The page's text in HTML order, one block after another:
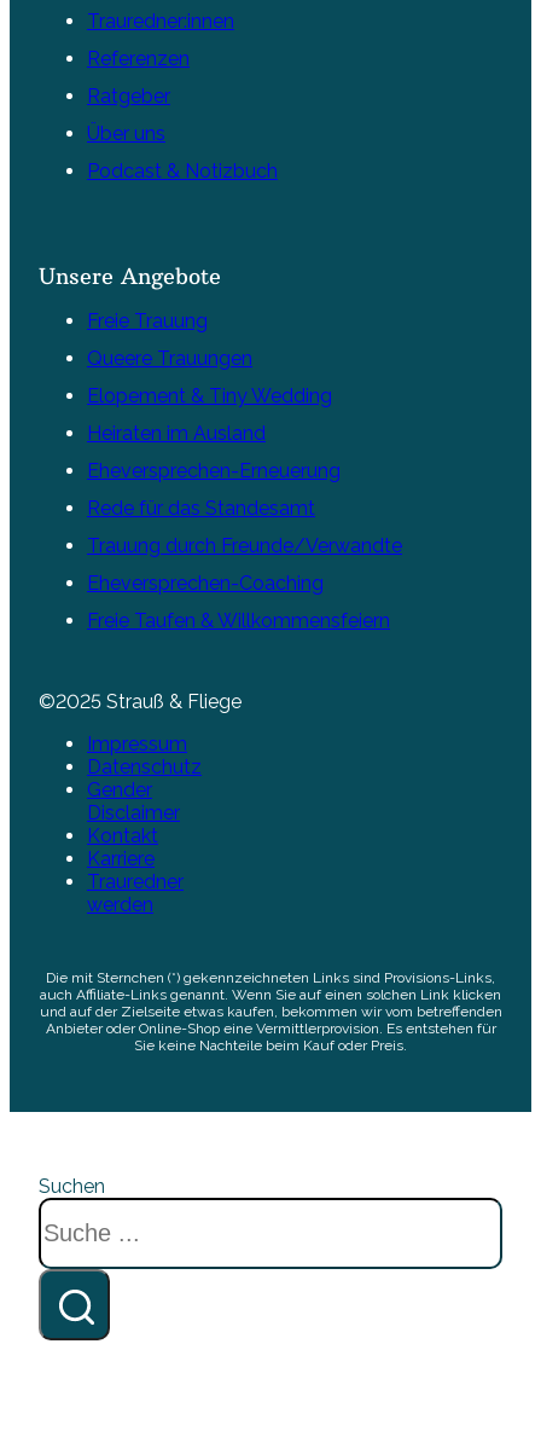
Trauredner:innen
Referenzen
Ratgeber
Über uns
Podcast & Notizbuch
Unsere Angebote
Freie Trauung
Queere Trauungen
Elopement & Tiny Wedding
Heiraten im Ausland
Eheversprechen-Erneuerung
Rede für das Standesamt
Trauung durch Freunde/Verwandte
Eheversprechen-Coaching
Freie Taufen & Willkommensfeiern
©2025 Strauß & Fliege
Impressum
Datenschutz
Gender
Disclaimer
Kontakt
Karriere
Trauredner
werden
Die mit Sternchen (*) gekennzeichneten Links sind Provisions-Links,
auch Affiliate-Links genannt. Wenn Sie auf einen solchen Link klicken
und auf der Zielseite etwas kaufen, bekommen wir vom betreffenden
Anbieter oder Online-Shop eine Vermittlerprovision. Es entstehen für
Sie keine Nachteile beim Kauf oder Preis.
Suchen